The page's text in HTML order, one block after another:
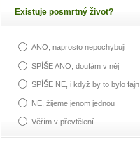
Existuje posmrtný život?
ANO, naprosto nepochybuji
SPÍŠE ANO, doufám v něj
SPÍŠE NE, i když by to bylo fajn
NE, žijeme jenom jednou
Věřím v převtělení